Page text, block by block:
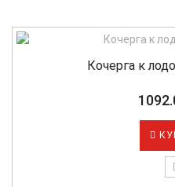
Кочерга к